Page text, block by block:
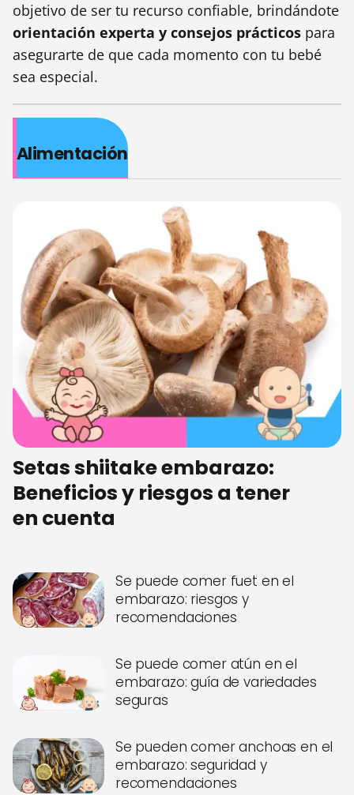
objetivo de ser tu recurso confiable, brindándote
orientación experta y consejos prácticos para
asegurarte de que cada momento con tu bebé
sea especial.
Alimentación
Setas shiitake embarazo:
Beneficios y riesgos a tener
en cuenta
Se puede comer fuet en el
embarazo: riesgos y
recomendaciones
Se puede comer atún en el
embarazo: guía de variedades
seguras
Se pueden comer anchoas en el
embarazo: seguridad y
recomendaciones